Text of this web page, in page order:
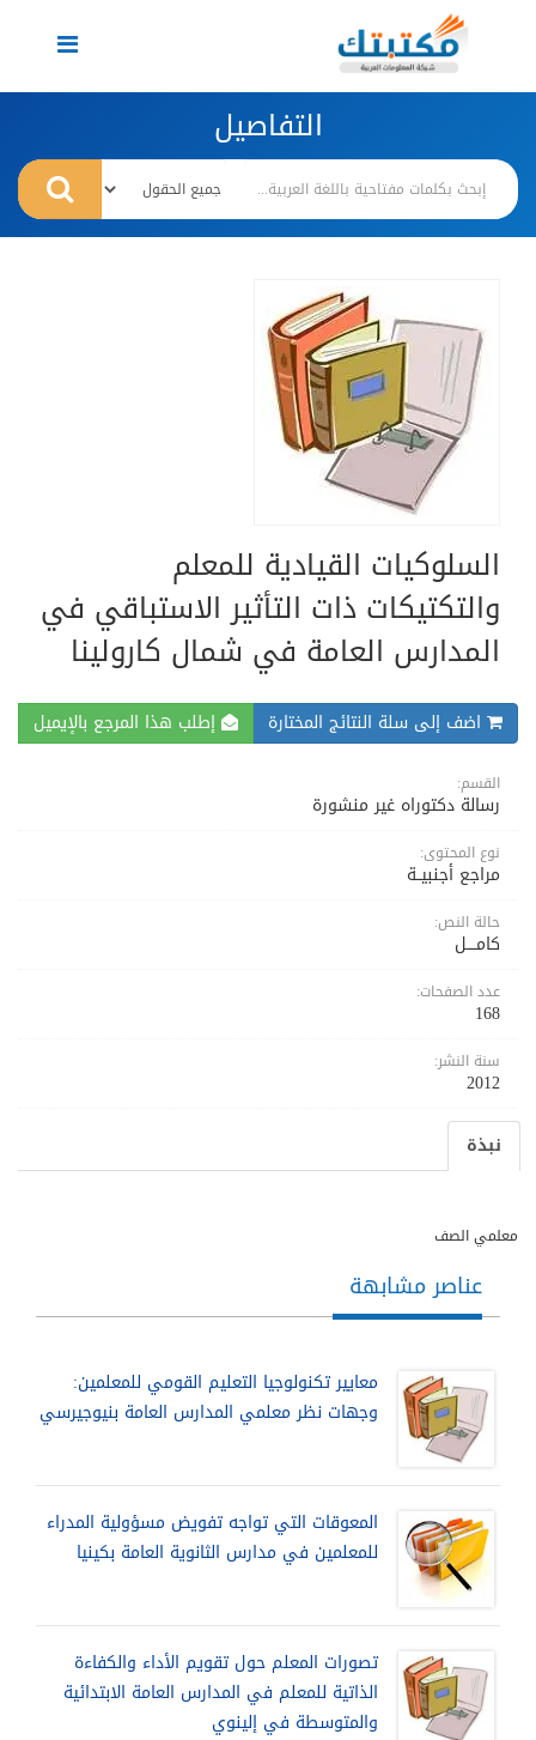
Toggle
navigation
التفاصيل
السلوكيات القيادية للمعلم
والتكتيكات ذات التأثير الاستباقي في
المدارس العامة في شمال كارولينا
اضف إلى سلة النتائج المختارة إطلب هذا المرجع بالإيميل
القسم:
رسالة دكتوراه غير منشورة
نوع المحتوى:
مراجع أجنبيــة
حالة النص:
كامــــل
عدد الصفحات:
168
سنة النشر:
2012
نبذة
معلمي الصف
عناصر مشابهة
معايير تكنولوجيا التعليم القومي للمعلمين:
وجهات نظر معلمي المدارس العامة بنيوجيرسي
المعوقات التي تواجه تفويض مسؤولية المدراء
للمعلمين في مدارس الثانوية العامة بكينيا
تصورات المعلم حول تقويم الأداء والكفاءة
الذاتية للمعلم في المدارس العامة الابتدائية
والمتوسطة في إلينوي